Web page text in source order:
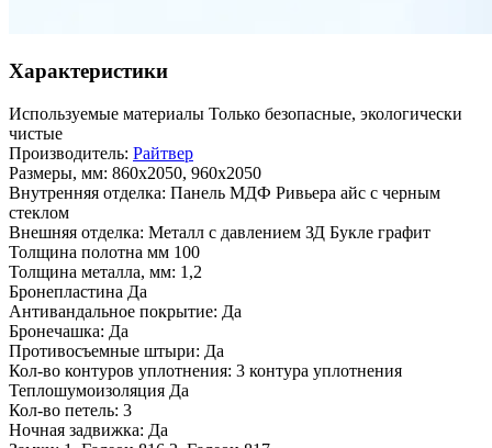
Характеристики
Используемые материалы Только безопасные, экологически
чистые
Производитель: Райтвер
Размеры, мм: 860х2050, 960х2050
Внутренняя отделка: Панель МДФ Ривьера айс с черным
стеклом
Внешняя отделка: Металл с давлением ЗД Букле графит
Толщина полотна мм 100
Толщина металла, мм: 1,2
Бронепластина Да
Антивандальное покрытие: Да
Бронечашка: Да
Противосъемные штыри: Да
Кол-во контуров уплотнения: 3 контура уплотнения
Теплошумоизоляция Да
Кол-во петель: 3
Ночная задвижка: Да